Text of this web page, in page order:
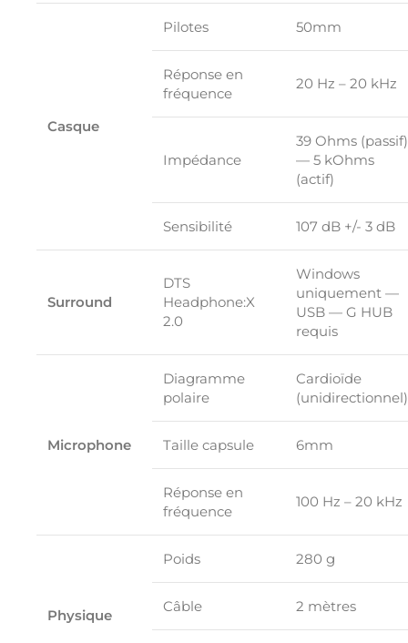
Casque
Pilotes 50mm
Réponse en
fréquence
20 Hz – 20 kHz
Impédance
39 Ohms (passif)
— 5 kOhms
(actif)
Sensibilité 107 dB +/- 3 dB
Surround
DTS
Headphone:X
2.0
Windows
uniquement —
USB — G HUB
requis
Microphone
Diagramme
polaire
Cardioïde
(unidirectionnel)
Taille capsule 6mm
Réponse en
fréquence
100 Hz – 20 kHz
Physique
Poids 280 g
Câble 2 mètres